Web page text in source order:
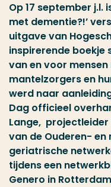
Op 17 september j.l.
met dementie?!’
uitgave van
inspirerende boekje
van en voor
mantelzorgers en
werd naar
Dag officieel
Lange,
van de Ouderen-
geriatrische
tijdens een
Genero in